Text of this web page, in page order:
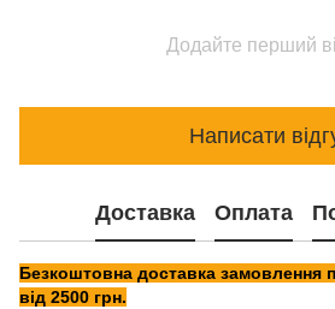
Додайте перший
Написати
Доставка Оплата
Безкоштовна доставка замовлення
від 2500 грн.